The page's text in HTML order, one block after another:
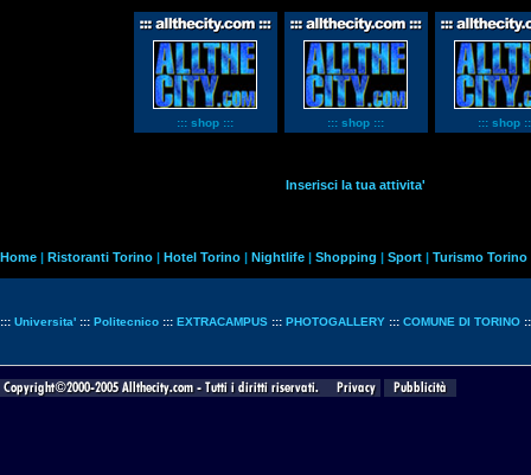
::: shop ::: ::: shop ::: ::: shop
Inserisci la tua attivita'
Home | Ristoranti Torino | Hotel Torino | Nightlife | Shopping | Sport | Turismo Torino
::: Universita' ::: Politecnico ::: EXTRACAMPUS ::: PHOTOGALLERY ::: COMUNE DI TORINO